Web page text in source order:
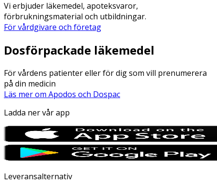
Vi erbjuder läkemedel, apoteksvaror,
förbrukningsmaterial och utbildningar.
För vårdgivare och företag
Dosförpackade läkemedel
För vårdens patienter eller för dig som vill prenumerera
på din medicin
Läs mer om Apodos och Dospac
Ladda ner vår app
Leveransalternativ